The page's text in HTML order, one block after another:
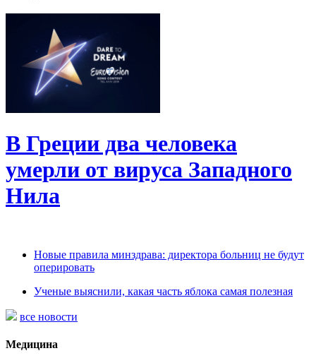
В Греции два человека
умерли от вируса Западного
Нила
Новые правила минздрава: директора больниц не будут
оперировать
Ученые выяснили, какая часть яблока самая полезная
все новости
Медицина